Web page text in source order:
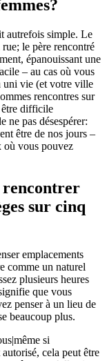
autrefois simple. Le
le père rencontré
épanouissant une
– au cas où vous
uni vie (et votre ville
rencontres sur
être difficile
ne pas désespérer:
être de nos jours –
où vous pouvez
rencontrer
sur cinq
emplacements
comme un naturel
plusieurs heures
que vous
penser à un lieu de
beaucoup plus.
si
cela peut être